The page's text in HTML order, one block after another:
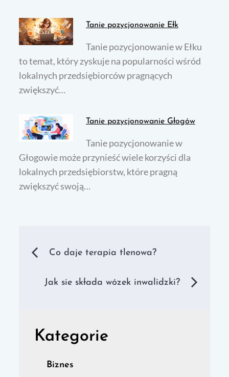
Tanie pozycjonowanie Ełk
Tanie pozycjonowanie w Ełku
to temat, który zyskuje na popularności wśród
lokalnych przedsiębiorców pragnących
zwiększyć…
Tanie pozycjonowanie Głogów
Tanie pozycjonowanie w
Głogowie może przynieść wiele korzyści dla
lokalnych przedsiębiorstw, które pragną
zwiększyć swoją…
Nawigacja
wpisu
Co daje terapia tlenowa?
Jak sie składa wózek inwalidzki?
Kategorie
Biznes